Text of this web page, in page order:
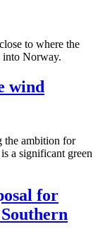
to where the
into Norway.
wind
the ambition for
a significant green
for